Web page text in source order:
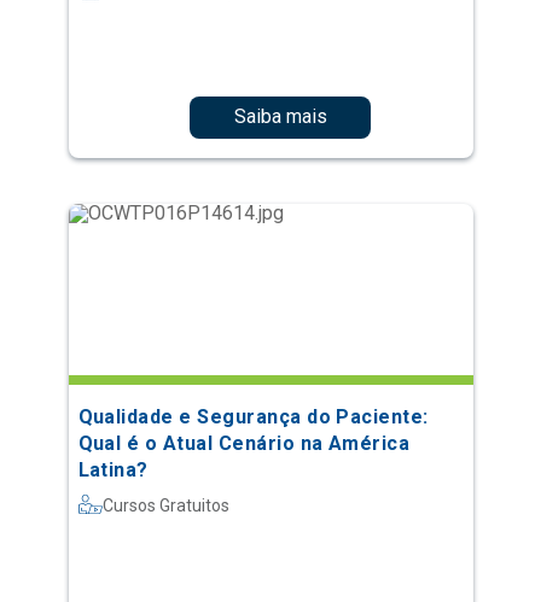
Saiba mais
Qualidade e Segurança do Paciente:
Qual é o Atual Cenário na América
Latina?
Cursos Gratuitos